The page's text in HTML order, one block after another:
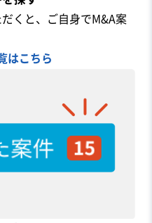
くと、ご自身でM&A案
はこちら